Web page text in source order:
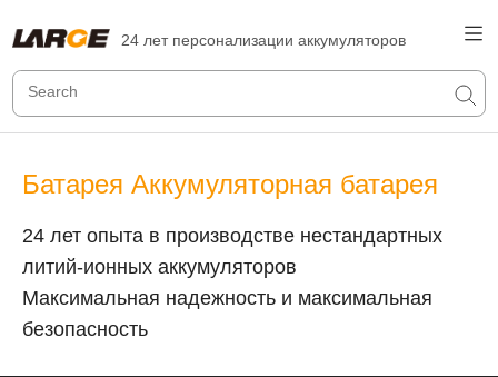
24 лет персонализации аккумуляторов
Батарея Аккумуляторная батарея
24 лет опыта в производстве нестандартных
литий-ионных аккумуляторов
Максимальная надежность и максимальная
безопасность